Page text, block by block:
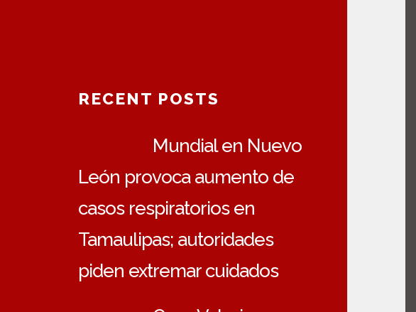
RECENT POSTS
Mundial en Nuevo
León provoca aumento de
casos respiratorios en
Tamaulipas; autoridades
piden extremar cuidados